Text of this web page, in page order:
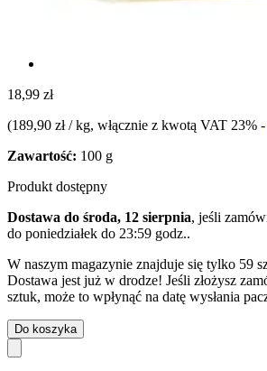
18,99 zł
(189,90 zł / kg, włącznie z kwotą VAT 23% -
Zawartość: 100 g
Produkt dostępny
Dostawa do środa, 12 sierpnia, jeśli
do poniedziałek do 23:59 godz..
W naszym magazynie znajduje się tylko 59
Dostawa jest już w drodze! Jeśli złożysz
sztuk, może to wpłynąć na datę wysłania
Do koszyka